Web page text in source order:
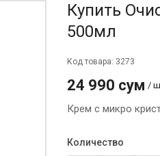
Купить
500мл
Код товара: 3273
24 990 сум /
Крем с микро
Количество